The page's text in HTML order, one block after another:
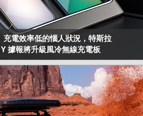
充電效率低的惱人狀況，特斯拉
據報將升級風冷無線充電板